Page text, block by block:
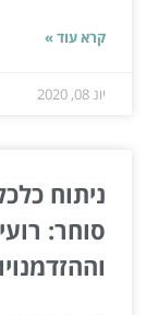
קרא עוד »
יונ 08, 2020
ניתוח
סוחר: